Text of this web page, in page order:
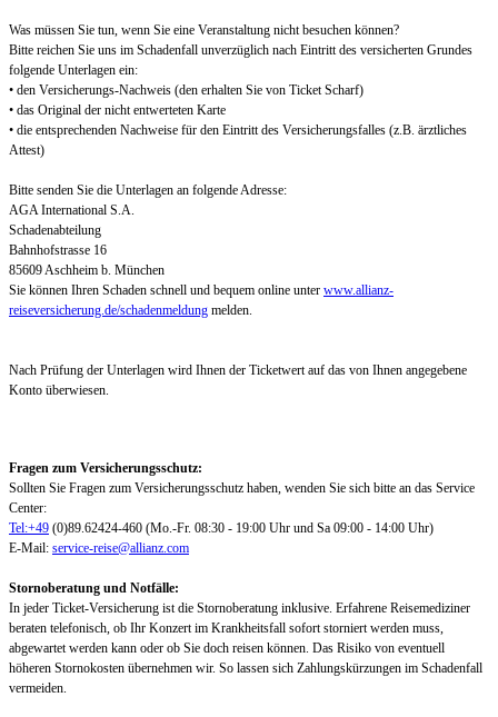
Was müssen Sie tun, wenn Sie eine Veranstaltung nicht besuchen können?
Bitte reichen Sie uns im Schadenfall unverzüglich nach Eintritt des versicherten Grundes
folgende Unterlagen ein:
• den Versicherungs-Nachweis (den erhalten Sie von Ticket Scharf)
• das Original der nicht entwerteten Karte
• die entsprechenden Nachweise für den Eintritt des Versicherungsfalles (z.B. ärztliches
Attest)
Bitte senden Sie die Unterlagen an folgende Adresse:
AGA International S.A.
Schadenabteilung
Bahnhofstrasse 16
85609 Aschheim b. München
Sie können Ihren Schaden schnell und bequem online unter www.allianz-
reiseversicherung.de/schadenmeldung melden.
Nach Prüfung der Unterlagen wird Ihnen der Ticketwert auf das von Ihnen angegebene
Konto überwiesen.
Fragen zum Versicherungsschutz:
Sollten Sie Fragen zum Versicherungsschutz haben, wenden Sie sich bitte an das Service
Center:
Tel:+49 (0)89.62424-460 (Mo.-Fr. 08:30 - 19:00 Uhr und Sa 09:00 - 14:00 Uhr)
E-Mail: service-reise@allianz.com
Stornoberatung und Notfälle:
In jeder Ticket-Versicherung ist die Stornoberatung inklusive. Erfahrene Reisemediziner
beraten telefonisch, ob Ihr Konzert im Krankheitsfall sofort storniert werden muss,
abgewartet werden kann oder ob Sie doch reisen können. Das Risiko von eventuell
höheren Stornokosten übernehmen wir. So lassen sich Zahlungskürzungen im Schadenfall
vermeiden.